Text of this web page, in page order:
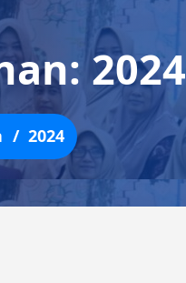
2024
/ 2024